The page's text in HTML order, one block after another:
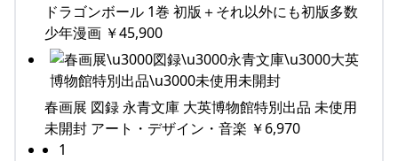
ドラゴンボール 1巻 初版＋それ以外にも初版多数
少年漫画 ￥45,900
春画展 図録 永青文庫 大英博物館特別出品 未使用
未開封 アート・デザイン・音楽 ￥6,970
1